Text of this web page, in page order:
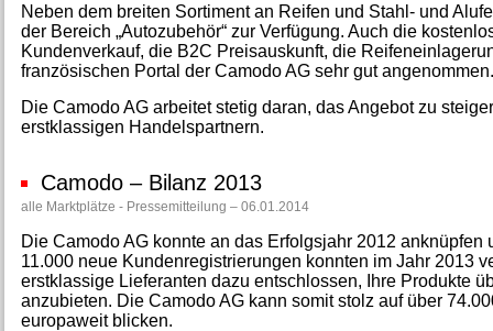
Neben dem breiten Sortiment an Reifen und Stahl- und
der Bereich „Autozubehör“ zur Verfügung. Auch die
Kundenverkauf, die B2C Preisauskunft, die
französischen Portal der Camodo AG sehr gut angenommen.
Die Camodo AG arbeitet stetig daran, das Angebot zu
erstklassigen Handelspartnern.
Camodo – Bilanz 2013
alle Marktplätze - Pressemitteilung – 06.01.2014
Die Camodo AG konnte an das Erfolgsjahr 2012
11.000 neue Kundenregistrierungen konnten im Jahr 2013
erstklassige Lieferanten dazu entschlossen, Ihre Produkte
anzubieten. Die Camodo AG kann somit stolz auf über
europaweit blicken.